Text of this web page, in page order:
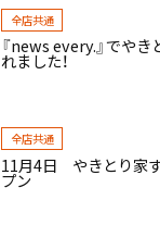
全店共通
『news every.』でや
れました！
全店共通
11月4日 やきとり家
プン